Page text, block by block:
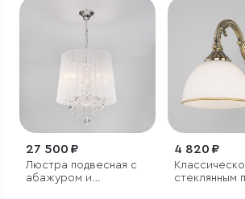
27 500 ₽
Люстра подвесная с
абажуром и
4 820 ₽
стеклянным